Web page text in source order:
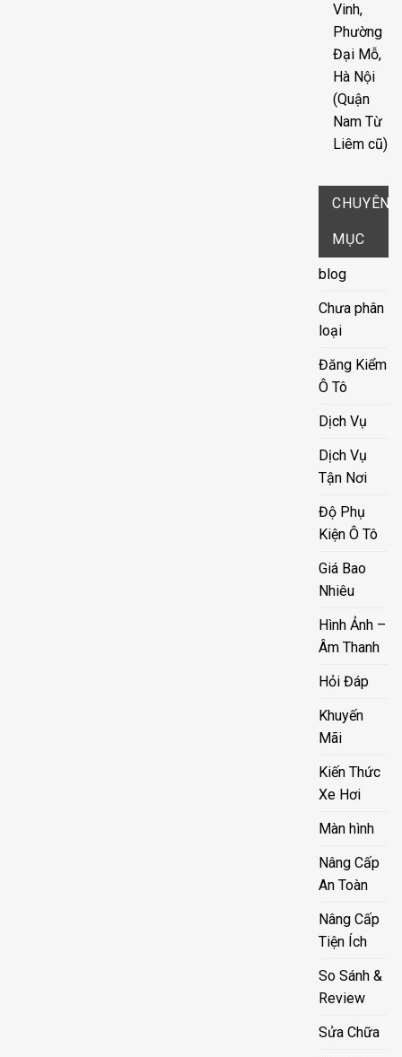
Vinh,
Phường
Đại Mỗ,
Hà Nội
(Quận
Nam Từ
Liêm cũ)
CHUYÊN
MỤC
blog
Chưa phân
loại
Đăng Kiểm
Ô Tô
Dịch Vụ
Dịch Vụ
Tận Nơi
Độ Phụ
Kiện Ô Tô
Giá Bao
Nhiêu
Hình Ảnh –
Âm Thanh
Hỏi Đáp
Khuyến
Mãi
Kiến Thức
Xe Hơi
Màn hình
Nâng Cấp
An Toàn
Nâng Cấp
Tiện Ích
So Sánh &
Review
Sửa Chữa